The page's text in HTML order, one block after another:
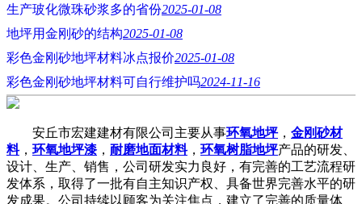
生产玻化微珠砂浆多的省份2025-01-08
地坪用金刚砂的结构2025-01-08
彩色金刚砂地坪材料冰点报价2025-01-08
彩色金刚砂地坪材料可自行维护吗2024-11-16
安丘市宏建建材有限公司主要从事环氧地坪， 金刚砂材
料， 环氧地坪漆 ， 耐磨地面材料， 环氧树脂地坪产品的研发、
设计、生产、销售，公司研发实力良好，有完善的工艺流程研
发体系，取得了一批有自主知识产权、具备世界完善水平的研
发成果。公司持续以顾客为关注焦点，建立了完善的质量体